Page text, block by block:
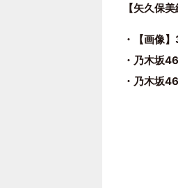
【矢久保
・【画像
・乃木坂
・乃木坂